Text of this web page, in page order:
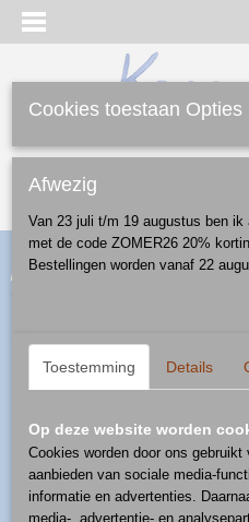
Home >Webshop>Schalen>
patroon D41
Cookies toestaan Opties
Afwezig
Van 23 juli t/m 19 augustus ben
met de code ZOMER26 20%
Bestellingen worden vanaf 22
Toestemming Details
Op deze website worden
Cookies worden door ons
aanbieden van sociale media-
informatie en advertenties.
media-, advertentie- en